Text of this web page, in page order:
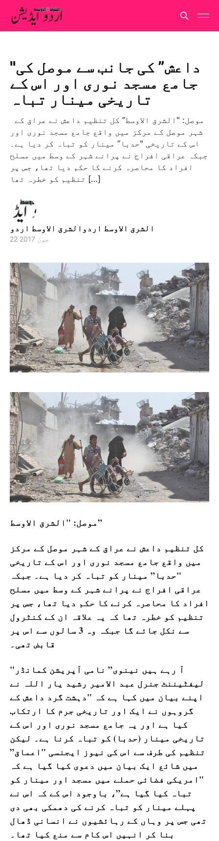
"داعش” کی جانب سے موصل کی
جامع مسجد نوری اور اس کے
تاریخی مینار تباہ
شہر موصل کے مرکز میں واقع جامع مسجد نوری اور
اس کے تاریخی "حدبا” مینار کو تباہ کر دیا ہے۔
جبکہ عراقی افراج نے پرانے شہر کے وسط میں مسلح
افراد کا محاصرہ کرنے کا حکم دیا تھا، جس پر
تنظیم کو خطرہ تھا […]
الشرق الاوسط اردوالشرق الاوسط اردو
22 جون 2017
موصل: "الشرق الاوسط”
کل تنظیم داعش نے عراق کے شہر موصل کے مرکز
میں واقع جامع مسجد نوری اور اس کے تاریخی
"حدبا” مینار کو تباہ کر دیا ہے۔ جبکہ
عراقی افراج نے پرانے شہر کے وسط میں مسلح
افراد کا محاصرہ کرنے کا حکم دیا تھا، جس پر
تنظیم کو خطرہ تھا کہ یہ علاقہ ان کے کنٹرول
سے نکل جائے گا جبکہ وہ 3 سالوں سے اس پر
قابض تھی۔
"آ رہے ہیں نینوی” نامی آپریشن کمانڈر
لیفٹیننٹ جنرل عبد الامیر رشید یار اللہ نے
اپنے بیان میں کہا ہے کہ "دہشت گرد داعش کے
گروہوں نے ایک اور تاریخی جرم کا ارتکاب
کیا ہے اور یہ جامع مسجد نوری اور اس کے
تاریخی مینار (حدبا) کو تباہ کرنا ہے۔ لیکن
تنظیم کی طرف سے اس کی نیوز ایجنسی "اعماق”
میں شائع ایک بیان میں دعوی کیا گیا ہے کہ
"امریکی فضائی حملے میں مسجد اور مینار کو
تباہ کیا گیا ہے”، باوجود اس کے کہ اس نے
پہلے مینار کو تباہ کرنے کی دھمکی بھی دی
تھی جس پر وہاں کے رہائشیوں نے انسانی ڈھال
بنا کر انہیں اس کام سے منع کیا تھا۔